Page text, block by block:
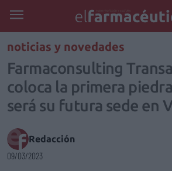
REGÍSTRATE
noticias y novedades
Farmaconsulting
coloca la primera
será su futura sede en
Redacción
09/03/2023